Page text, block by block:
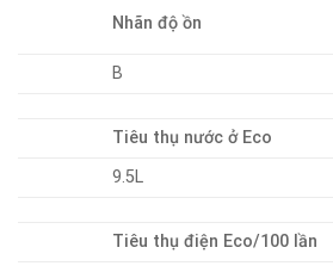
Nhãn độ ồn
B
Tiêu thụ nước ở Eco
9.5L
Tiêu thụ điện Eco/100 lần